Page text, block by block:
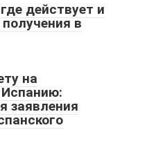
действует и
в
на
Испанию:
заявления